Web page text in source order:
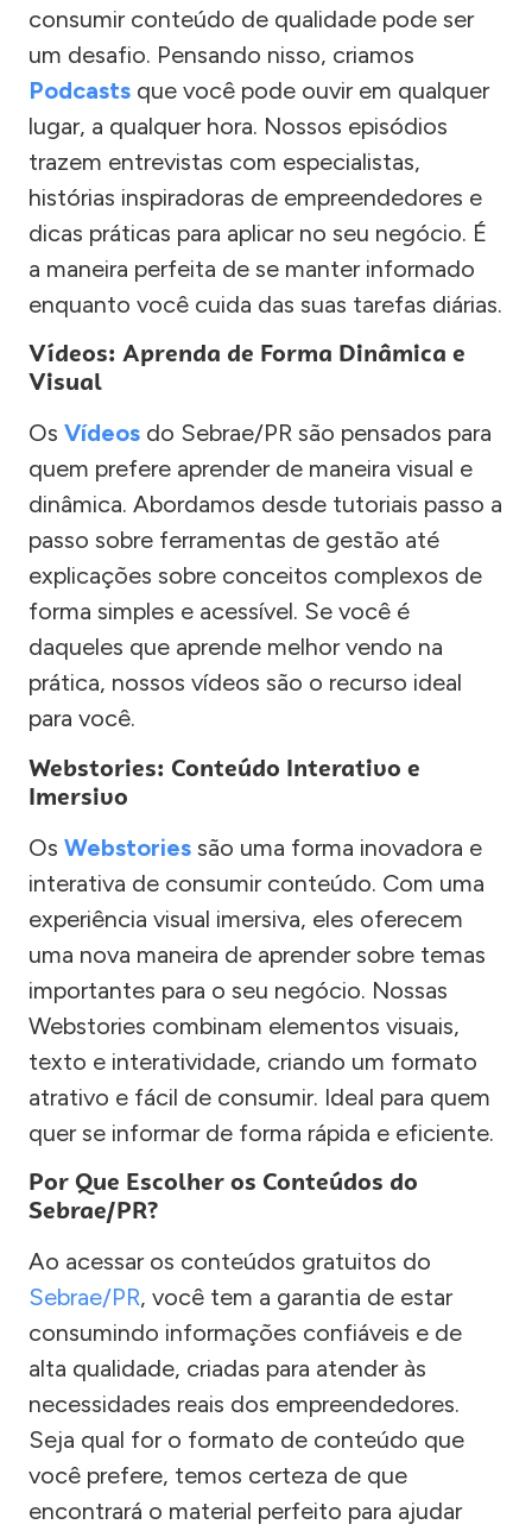
consumir conteúdo de qualidade pode ser
um desafio. Pensando nisso, criamos
Podcasts que você pode ouvir em qualquer
lugar, a qualquer hora. Nossos episódios
trazem entrevistas com especialistas,
histórias inspiradoras de empreendedores e
dicas práticas para aplicar no seu negócio. É
a maneira perfeita de se manter informado
enquanto você cuida das suas tarefas diárias.
Vídeos: Aprenda de Forma Dinâmica e
Visual
Os Vídeos do Sebrae/PR são pensados para
quem prefere aprender de maneira visual e
dinâmica. Abordamos desde tutoriais passo a
passo sobre ferramentas de gestão até
explicações sobre conceitos complexos de
forma simples e acessível. Se você é
daqueles que aprende melhor vendo na
prática, nossos vídeos são o recurso ideal
para você.
Webstories: Conteúdo Interativo e
Imersivo
Os Webstories são uma forma inovadora e
interativa de consumir conteúdo. Com uma
experiência visual imersiva, eles oferecem
uma nova maneira de aprender sobre temas
importantes para o seu negócio. Nossas
Webstories combinam elementos visuais,
texto e interatividade, criando um formato
atrativo e fácil de consumir. Ideal para quem
quer se informar de forma rápida e eficiente.
Por Que Escolher os Conteúdos do
Sebrae/PR?
Ao acessar os conteúdos gratuitos do
Sebrae/PR, você tem a garantia de estar
consumindo informações confiáveis e de
alta qualidade, criadas para atender às
necessidades reais dos empreendedores.
Seja qual for o formato de conteúdo que
você prefere, temos certeza de que
encontrará o material perfeito para ajudar